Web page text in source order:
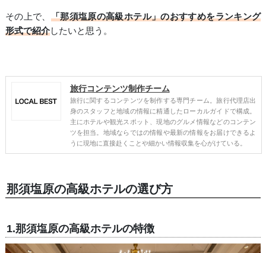
その上で、 「那須塩原の高級ホテル」のおすすめをランキング
形式で紹介したいと思う。
旅行コンテンツ制作チーム
旅行に関するコンテンツを制作する専門チーム。旅行代理店出
身のスタッフと地域の情報に精通したローカルガイドで構成。
主にホテルや観光スポット、現地のグルメ情報などのコンテン
ツを担当。地域ならではの情報や最新の情報をお届けできるよ
うに現地に直接赴くことや細かい情報収集を心がけている。
那須塩原の高級ホテルの選び方
1.那須塩原の高級ホテルの特徴